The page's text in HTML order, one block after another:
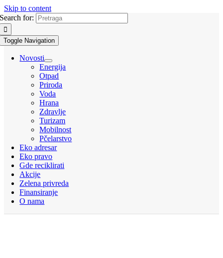
Skip to content
Search for:
Toggle Navigation
Novosti
Energija
Otpad
Priroda
Voda
Hrana
Zdravlje
Turizam
Mobilnost
Pčelarstvo
Eko adresar
Eko pravo
Gde reciklirati
Akcije
Zelena privreda
Finansiranje
O nama